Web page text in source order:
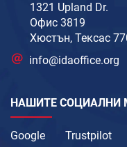
1321 Upland Dr.
Офис 3819
Хюстън, Тексас
info@idaoffice.org
НАШИТЕ СОЦИАЛНИ
Google Trustpilot